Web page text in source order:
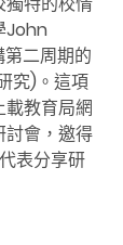
John
二周期的
究)。這項
載教育局網
討會，邀得
表分享研